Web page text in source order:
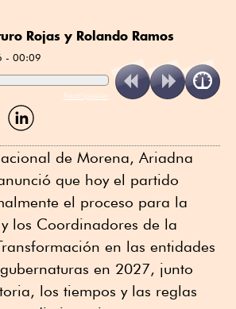
Rojas y Rolando Ramos
- 00:09
ReadSpeaker
Compartir
por
de Morena, Ariadna
que hoy el partido
el proceso para la
los Coordinadores de la
en las entidades
en 2027, junto
los tiempos y las reglas